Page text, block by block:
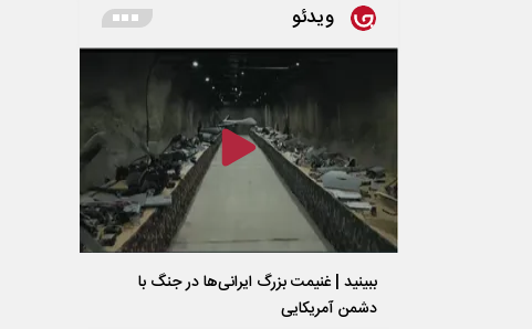
ویدئو
ببینید | غنیمت بزرگ ایرانی‌ها در جنگ با
دشمن آمریکایی